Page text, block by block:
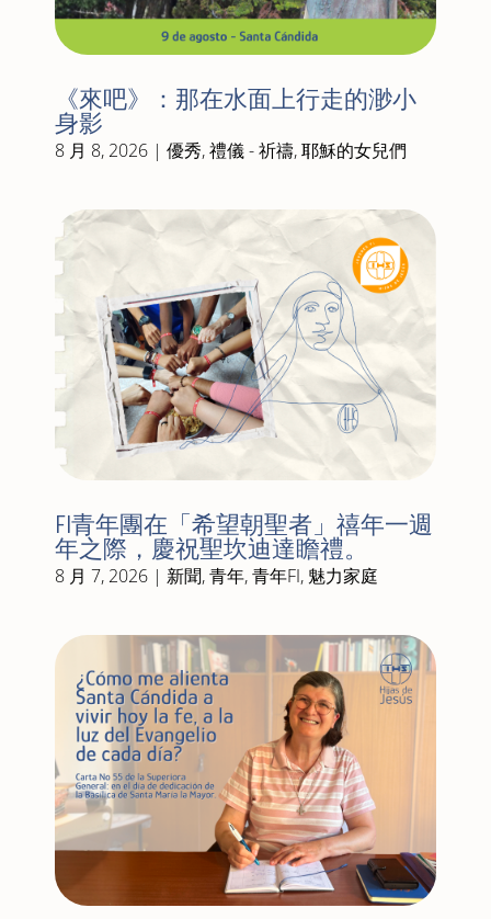
《來吧》：那在水面上行走的渺小
身影
8 月 8, 2026| 優秀,禮儀 - 祈禱,耶穌的女兒們
FI青年團在「希望朝聖者」禧年一週
年之際，慶祝聖坎迪達瞻禮。
8 月 7, 2026| 新聞,青年,青年FI, 魅力家庭